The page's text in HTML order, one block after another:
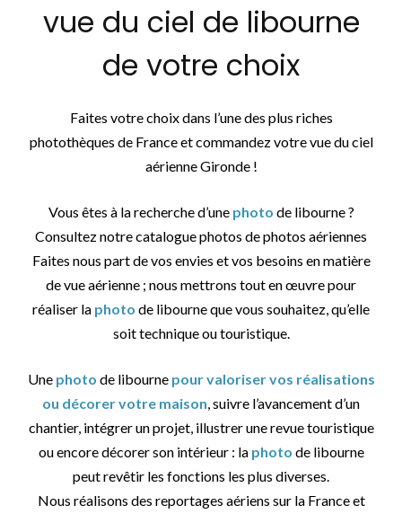
vue du ciel de libourne
de votre choix
Faites votre choix dans l’une des plus riches
photothèques de France et commandez votre vue du ciel
aérienne Gironde !
Vous êtes à la recherche d’une photo de libourne ?
Consultez notre catalogue photos de photos aériennes
Faites nous part de vos envies et vos besoins en matière
de vue aérienne ; nous mettrons tout en œuvre pour
réaliser la photo de libourne que vous souhaitez, qu’elle
soit technique ou touristique.
Une photo de libourne pour valoriser vos réalisations
ou décorer votre maison, suivre l’avancement d’un
chantier, intégrer un projet, illustrer une revue touristique
ou encore décorer son intérieur : la photo de libourne
peut revêtir les fonctions les plus diverses.
Nous réalisons des reportages aériens sur la France et